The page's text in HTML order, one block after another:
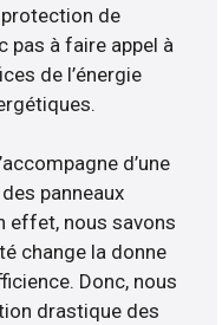
de
pas à faire appel à
de l’énergie
d’une
panneaux
effet, nous savons
change la donne
Donc, nous
drastique des